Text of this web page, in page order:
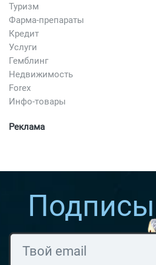
Туризм
Фарма-препараты
Кредит
Услуги
Гемблинг
Недвижимость
Forex
Инфо-товары
Реклама